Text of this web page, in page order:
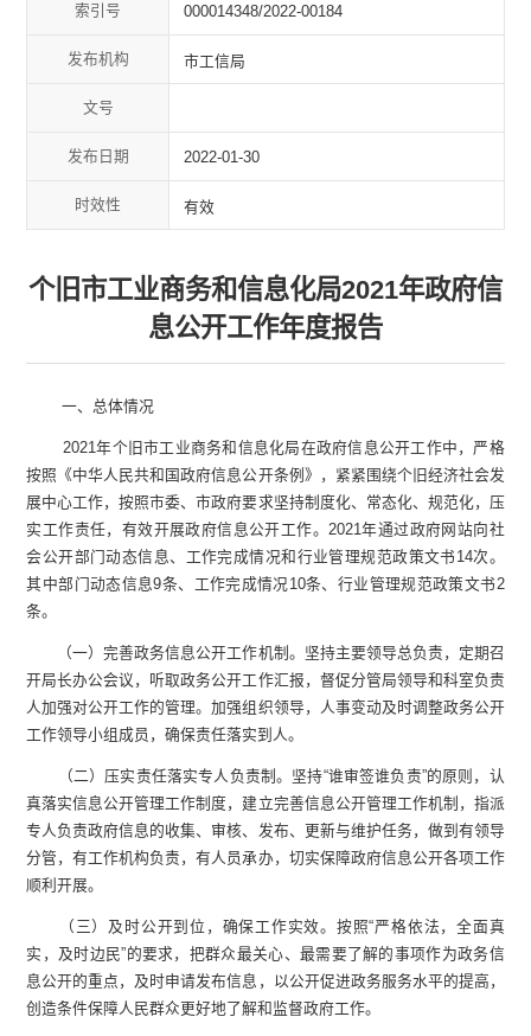
索引号 000014348/2022-00184
发布机构 市工信局
文号
发布日期 2022-01-30
时效性 有效
个旧市工业商务和信息化局2021年政府信
息公开工作年度报告
一、总体情况
2021年个旧市工业商务和信息化局在政府信息公开工作中，严格
按照《中华人民共和国政府信息公开条例》，紧紧围绕个旧经济社会发
展中心工作，按照市委、市政府要求坚持制度化、常态化、规范化，压
实工作责任，有效开展政府信息公开工作。2021年通过政府网站向社
会公开部门动态信息、工作完成情况和行业管理规范政策文书14次。
其中部门动态信息9条、工作完成情况10条、行业管理规范政策文书2
条。
（一）完善政务信息公开工作机制。坚持主要领导总负责，定期召
开局长办公会议，听取政务公开工作汇报，督促分管局领导和科室负责
人加强对公开工作的管理。加强组织领导，人事变动及时调整政务公开
工作领导小组成员，确保责任落实到人。
（二）压实责任落实专人负责制。坚持“谁审签谁负责”的原则，认
真落实信息公开管理工作制度，建立完善信息公开管理工作机制，指派
专人负责政府信息的收集、审核、发布、更新与维护任务，做到有领导
分管，有工作机构负责，有人员承办，切实保障政府信息公开各项工作
顺利开展。
（三）及时公开到位，确保工作实效。按照“严格依法，全面真
实，及时边民”的要求，把群众最关心、最需要了解的事项作为政务信
息公开的重点，及时申请发布信息，以公开促进政务服务水平的提高，
创造条件保障人民群众更好地了解和监督政府工作。